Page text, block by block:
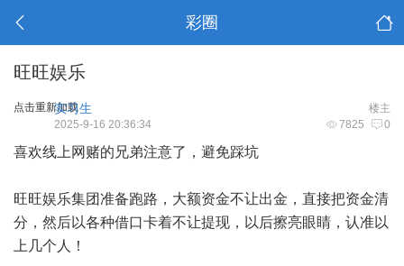
彩圈
旺旺娱乐
点击重新加载 楼主
实习生
7825 0
2025-9-16 20:36:34
喜欢线上网赌的兄弟注意了，避免踩坑
旺旺娱乐集团准备跑路，大额资金不让出金，直接把资金清
分，然后以各种借口卡着不让提现，以后擦亮眼睛，认准以
上几个人！